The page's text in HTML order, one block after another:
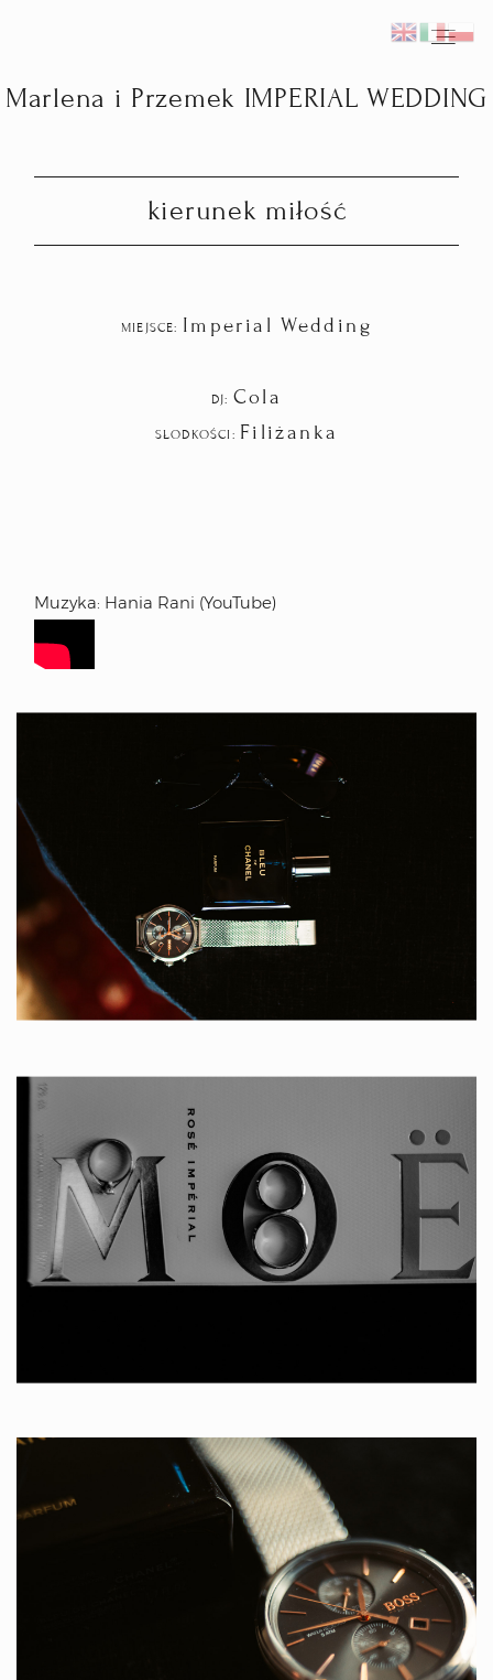
Marlena i Przemek IMPERIAL WEDDING
kierunek miłość
MIEJSCE: Imperial Wedding
DJ: Cola
SŁODKOŚCI: Filiżanka
Muzyka: Hania Rani (YouTube)
Fotograf ślubny Kraków
Inspiracje
Plener ślubny we Włoszech